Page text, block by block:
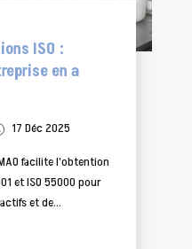
ISO :
en a
17 Déc 2025
facilite l’obtention
et ISO 55000 pour
et de...